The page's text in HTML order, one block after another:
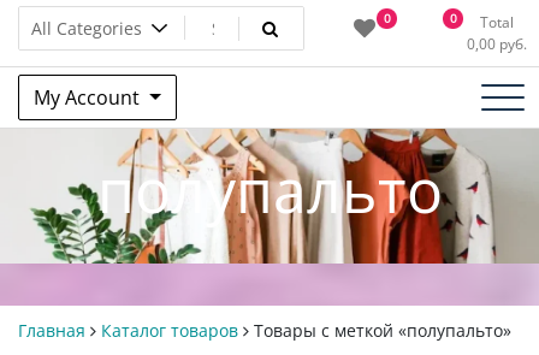
Интернет-магазин одежды
second hand
0 0
Total
0,00 руб.
My Account
полупальто
Главная Каталог товаров Товары с меткой «полупальто»